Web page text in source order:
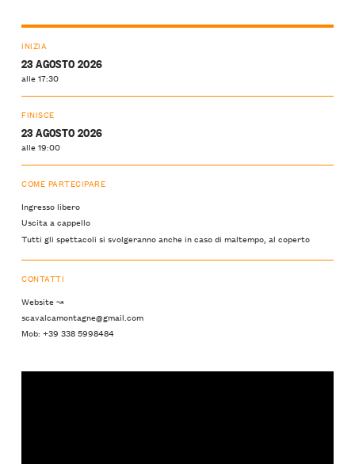
INIZIA
23 AGOSTO 2026
alle 17:30
FINISCE
23 AGOSTO 2026
alle 19:00
COME PARTECIPARE
Ingresso libero
Uscita a cappello
Tutti gli spettacoli si svolgeranno anche in caso di maltempo, al coperto
CONTATTI
Website ↝
scavalcamontagne@gmail.com
Mob: +39 338 5998484